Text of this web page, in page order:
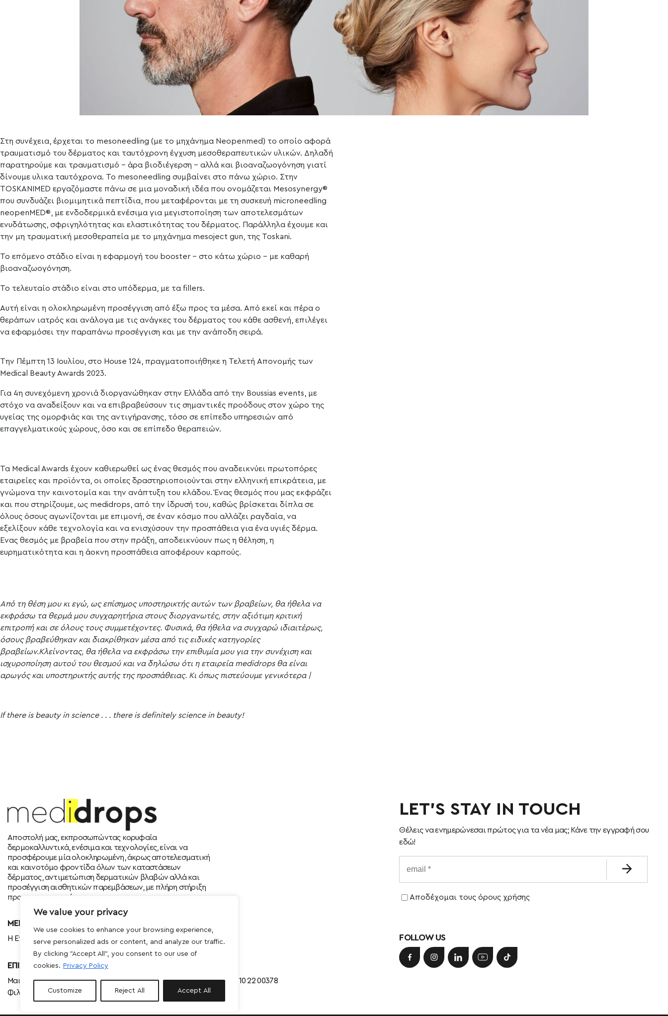
We value your privacy
We use cookies to enhance your browsing experience,
serve personalized ads or content, and analyze our traffic.
By clicking "Accept All", you consent to our use of
cookies. Privacy Policy
Customize Reject All Accept All
Δ.
Μαιάνδρου 81Β, Νέα Φιλαδέλφεια Αττικής
Στη συνέχεια, έρχεται το mesoneedling (με το μηχάνημα Neopenmed) το οποίο αφορά
τραυματισμό του δέρματος και ταυτόχρονη έγχυση μεσοθεραπευτικών υλικών. Δηλαδή
παρατηρούμε και τραυματισμό – άρα βιοδιέγερση – αλλά και βιοαναζωογόνηση γιατί
δίνουμε υλικα ταυτόχρονα. Το mesoneedling συμβαίνει στο πάνω χώριο. Στην
TOSKANIMED εργαζόμαστε πάνω σε μια μοναδική ιδέα που ονομάζεται Mesosynergy®
που συνδυάζει βιομιμητικά πεπτίδια, που μεταφέρονται με τη συσκευή microneedling
neopenMED®, με ενδοδερμικά ενέσιμα για μεγιστοποίηση των αποτελεσμάτων
ενυδάτωσης, σφριγηλότητας και ελαστικότητας του δέρματος. Παράλληλα έχουμε και
την μη τραυματική μεσοθεραπεία με το μηχάνημα mesoject gun, της Toskani.
Το επόμενο στάδιο είναι η εφαρμογή του booster – στο κάτω χώριο – με καθαρή
βιοαναζωογόνηση.
Το τελευταίο στάδιο είναι στο υπόδερμα, με τα fillers.
Αυτή είναι η ολοκληρωμένη προσέγγιση από έξω προς τα μέσα. Από εκεί και πέρα ο
θεράπων ιατρός και ανάλογα με τις ανάγκες του δέρματος του κάθε ασθενή, επιλέγει
να εφαρμόσει την παραπάνω προσέγγιση και με την ανάποδη σειρά.
Την Πέμπτη 13 Ιουλίου, στο House 124, πραγματοποιήθηκε η Τελετή Απονομής των
Medical Beauty Awards 2023.
Για 4η συνεχόμενη χρονιά διοργανώθηκαν στην Ελλάδα από την Boussias events, με
στόχο να αναδείξουν και να επιβραβεύσουν τις σημαντικές προόδους στον χώρο της
υγείας της ομορφιάς και της αντιγήρανσης, τόσο σε επίπεδο υπηρεσιών από
επαγγελματικούς χώρους, όσο και σε επίπεδο θεραπειών.
Τα Medical Awards έχουν καθιερωθεί ως ένας θεσμός που αναδεικνύει πρωτοπόρες
εταιρείες και προϊόντα, οι οποίες δραστηριοποιούνται στην ελληνική επικράτεια, με
γνώμονα την καινοτομία και την ανάπτυξη του κλάδου. Ένας θεσμός που μας εκφράζει
και που στηρίζουμε, ως medidrops, από την ίδρυσή του, καθώς βρίσκεται δίπλα σε
όλους όσους αγωνίζονται με επιμονή, σε έναν κόσμο που αλλάζει ραγδαία, να
εξελίξουν κάθε τεχνολογία και να ενισχύσουν την προσπάθεια για ένα υγιές δέρμα.
Ένας θεσμός με βραβεία που στην πράξη, αποδεικνύουν πως η θέληση, η
ευρηματικότητα και η άοκνη προσπάθεια αποφέρουν καρπούς.
Από τη θέση μου κι εγώ, ως επίσημος υποστηρικτής αυτών των βραβείων, θα ήθελα να
εκφράσω τα θερμά μου συγχαρητήρια στους διοργανωτές, στην αξιότιμη κριτική
επιτροπή και σε όλους τους συμμετέχοντες. Φυσικά, θα ήθελα να συγχαρώ ιδιαιτέρως,
όσους βραβεύθηκαν και διακρίθηκαν μέσα από τις ειδικές κατηγορίες
βραβείων.Κλείνοντας, θα ήθελα να εκφράσω την επιθυμία μου για την συνέχιση και
ισχυροποίηση αυτού του θεσμού και να δηλώσω ότι η εταιρεία medidrops θα είναι
αρωγός και υποστηρικτής αυτής της προσπάθειας. Κι όπως πιστεύουμε γενικότερα |
If there is beauty in science . . . there is definitely science in beauty!
Αποστολή μας, εκπροσωπώντας κορυφαία
δερμοκαλλυντικά, ενέσιμα και τεχνολογίες, είναι να
προσφέρουμε μία ολοκληρωμένη, άκρως αποτελεσματική
και καινοτόμο φροντίδα όλων των καταστάσεων
δέρματος, αντιμετώπιση δερματικών βλαβών αλλά και
προσέγγιση αισθητικών παρεμβάσεων, με πλήρη στήριξη
προς τους συνεργάτες της.
MEDIDROPS
Η Εταιρία Νέα & Δράσεις Ευκαιρίες Καριέρας
ΕΠΙΚΟΙΝΩΝΊΑ
Μαιάνδρου 81Β Νέα
Φιλαδέλφεια 3ος Όροφος
T.+30 210 26 10583 T.+30 210 22 00378
LET’S STAY IN TOUCH
Θέλεις να ενημερώνεσαι πρώτος για τα νέα μας; Κάνε την εγγραφή σου
εδώ!
Αποδέχομαι τους όρους χρήσης
FOLLOW US